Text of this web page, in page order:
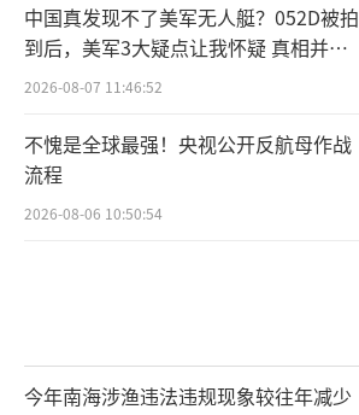
中国真发现不了美军无人艇？052D被拍
到后，美军3大疑点让我怀疑 真相并非
如此
2026-08-07 11:46:52
不愧是全球最强！央视公开反航母作战
流程
2026-08-06 10:50:54
今年南海涉渔违法违规现象较往年减少